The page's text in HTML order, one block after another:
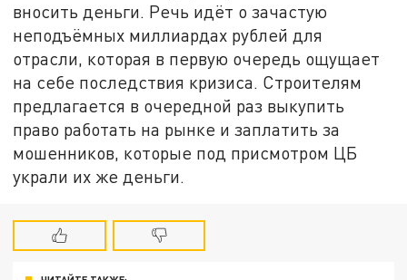
вносить деньги. Речь идёт о зачастую
неподъёмных миллиардах рублей для
отрасли, которая в первую очередь ощущает
на себе последствия кризиса. Строителям
предлагается в очередной раз выкупить
право работать на рынке и заплатить за
мошенников, которые под присмотром ЦБ
украли их же деньги.